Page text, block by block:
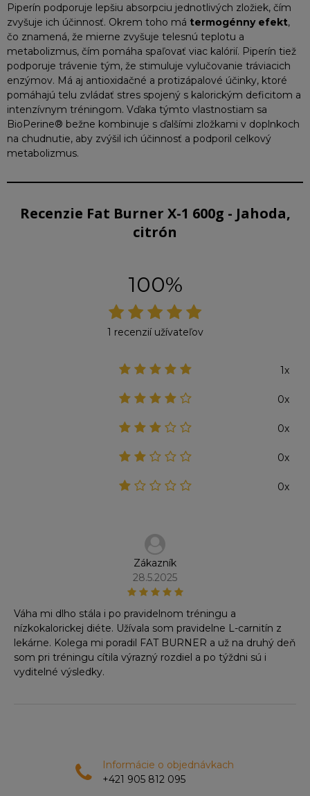
Piperín podporuje lepšiu absorpciu jednotlivých zložiek, čím
zvyšuje ich účinnosť. Okrem toho má termogénny efekt,
čo znamená, že mierne zvyšuje telesnú teplotu a
metabolizmus, čím pomáha spaľovať viac kalórií. Piperín tiež
podporuje trávenie tým, že stimuluje vylučovanie tráviacich
enzýmov. Má aj antioxidačné a protizápalové účinky, ktoré
pomáhajú telu zvládať stres spojený s kalorickým deficitom a
intenzívnym tréningom. Vďaka týmto vlastnostiam sa
BioPerine® bežne kombinuje s ďalšími zložkami v doplnkoch
na chudnutie, aby zvýšil ich účinnosť a podporil celkový
metabolizmus.
Recenzie Fat Burner X-1 600g - Jahoda,
citrón
100%
1 recenzií užívateľov
1x
0x
0x
0x
0x
Zákazník
28.5.2025
Váha mi dlho stála i po pravidelnom tréningu a
nízkokalorickej diéte. Užívala som pravidelne L-carnitín z
lekárne. Kolega mi poradil FAT BURNER a už na druhý deň
som pri tréningu cítila výrazný rozdiel a po týždni sú i
vyditelné výsledky.
Informácie o objednávkach
+421 905 812 095